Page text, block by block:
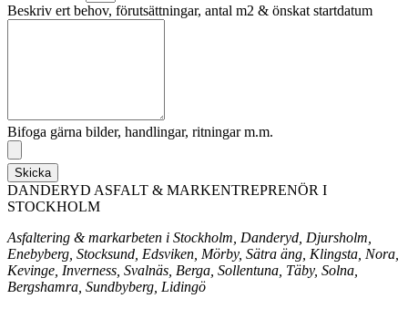
Beskriv ert behov, förutsättningar, antal m2 & önskat startdatum
Bifoga gärna bilder, handlingar, ritningar m.m.
Skicka
DANDERYD ASFALT & MARKENTREPRENÖR I
STOCKHOLM
Asfaltering & markarbeten i Stockholm, Danderyd, Djursholm,
Enebyberg, Stocksund, Edsviken, Mörby, Sätra äng, Klingsta, Nora,
Kevinge, Inverness, Svalnäs, Berga, Sollentuna, Täby, Solna,
Bergshamra, Sundbyberg, Lidingö